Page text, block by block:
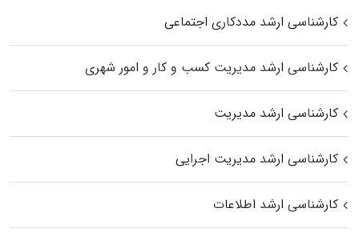
کارشناسی ارشد مددکاری اجتماعی
کارشناسی ارشد مدیریت کسب و کار و امور شهری
کارشناسی ارشد مدیریت
کارشناسی ارشد مدیریت اجرایی
کارشناسی ارشد اطلاعات